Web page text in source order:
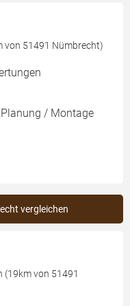
von 51491 Nümbrecht)
Planung / Montage
vergleichen
(19km von 51491